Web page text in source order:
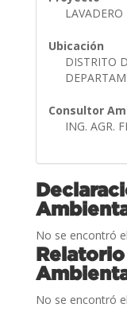
LAVADERO
Ubicación
DISTRITO
Consultor
ING. AGR.
No se encontró
No se encontró